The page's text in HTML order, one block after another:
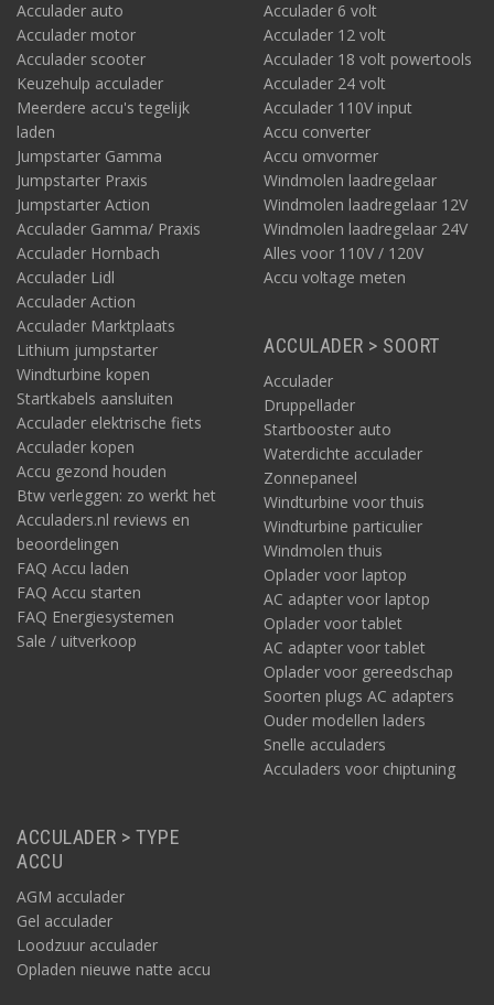
Acculader auto
Acculader motor
Acculader scooter
Keuzehulp acculader
Meerdere accu's tegelijk
laden
Jumpstarter Gamma
Jumpstarter Praxis
Jumpstarter Action
Acculader Gamma/ Praxis
Acculader Hornbach
Acculader Lidl
Acculader Action
Acculader Marktplaats
Lithium jumpstarter
Windturbine kopen
Startkabels aansluiten
Acculader elektrische fiets
Acculader kopen
Accu gezond houden
Btw verleggen: zo werkt het
Acculaders.nl reviews en
beoordelingen
FAQ Accu laden
FAQ Accu starten
FAQ Energiesystemen
Sale / uitverkoop
Acculader 6 volt
Acculader 12 volt
Acculader 18 volt powertools
Acculader 24 volt
Acculader 110V input
Accu converter
Accu omvormer
Windmolen laadregelaar
Windmolen laadregelaar 12V
Windmolen laadregelaar 24V
Alles voor 110V / 120V
Accu voltage meten
ACCULADER > SOORT
Acculader
Druppellader
Startbooster auto
Waterdichte acculader
Zonnepaneel
Windturbine voor thuis
Windturbine particulier
Windmolen thuis
Oplader voor laptop
AC adapter voor laptop
Oplader voor tablet
AC adapter voor tablet
Oplader voor gereedschap
Soorten plugs AC adapters
Ouder modellen laders
Snelle acculaders
Acculaders voor chiptuning
ACCULADER > TYPE
ACCU
AGM acculader
Gel acculader
Loodzuur acculader
Opladen nieuwe natte accu